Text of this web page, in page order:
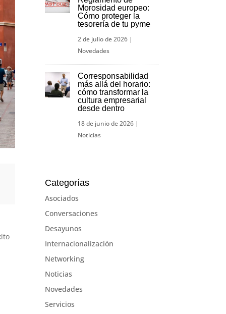
Morosidad europeo:
Cómo proteger la
tesorería de tu pyme
2 de julio de 2026 |
Novedades
Corresponsabilidad
más allá del horario:
cómo transformar la
cultura empresarial
desde dentro
18 de junio de 2026 |
Noticias
Categorías
Asociados
Conversaciones
Desayunos
Internacionalización
Networking
Noticias
Novedades
Servicios